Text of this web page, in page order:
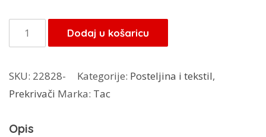
je:
89,00 KM.
71,20 KM.
TAC
prekrivac
količina
Dodaj u košaricu
SKU: 22828- Kategorije: Posteljina i tekstil,
Prekrivači Marka: Tac
Opis